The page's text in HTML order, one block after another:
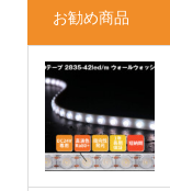
お勧め商品